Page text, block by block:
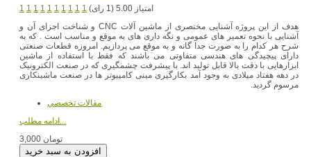
1 1 1 1 1 1 1 1 1 1
امتیاز 5.00 (1 رای)
هدف از این پروژه آشنایی مختصری از ماشین آلات CNC و شناخت اجزای آن و
آشنایی با نحوه تعمیر های عمومی و نگه داری های به موقع و مناسب است . که به
شرح هر کدام را به صورت جدا گانه و به موقع می پردازیم. امروزه قطعات صنعتی
دارای پیچیدگی های هندسی متفاوتی می باشند که فقط با استفاده از ماشین
ابزارهایی با دقت بالا قابل تولید اند. با پیشرفت چشمگیری که در صنعت الکترونیک
در دهه هفتاد میلادی به وجود آمد بکارگیری مینی کامپیوتر ها در صنعت ماشینکاری
مرسوم گردید.
مقالات تخصصي
ادامه مطلب...
3,000 تومان